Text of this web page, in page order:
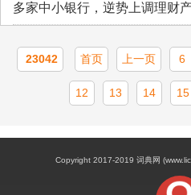
多家中小银行，逆势上调理财
23042 首页 上一页 6
12 13 14 15
Copyright 2017-2019 词典网